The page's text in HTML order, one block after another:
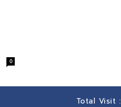
0
Total Visit :